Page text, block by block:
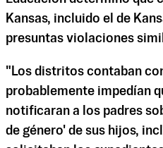
Kansas, incluido el de
presuntas violaciones
"Los distritos contaban
probablemente impedían
notificaran a los padres
de género' de sus hijos,